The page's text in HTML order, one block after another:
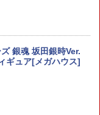
銀魂 坂田銀時Ver.
ギュア[メガハウス]